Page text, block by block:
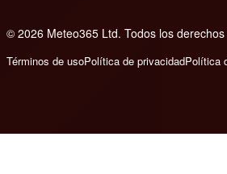
© 2026 Meteo365 Ltd. Todos los
Términos de usoPolítica de privacidadPolítica